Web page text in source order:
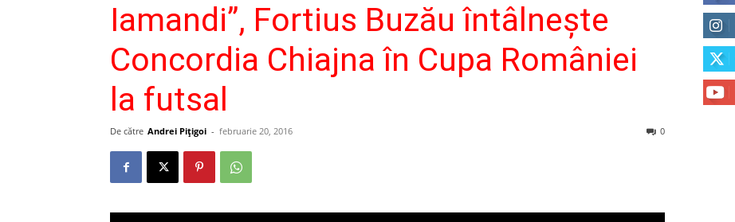
Iamandi”, Fortius Buzău întâlneşte
Concordia Chiajna în Cupa României
la futsal
De către Andrei Pițigoi - februarie 20, 2016 0